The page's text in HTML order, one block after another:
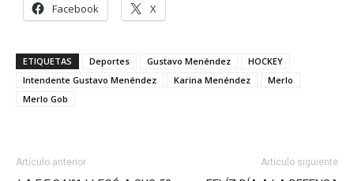
Facebook X
ETIQUETAS Deportes Gustavo Menéndez
HOCKEY
Intendente Gustavo Menéndez
Karina Menéndez
Merlo
Merlo Gob
Artículo anterior Artículo siguiente